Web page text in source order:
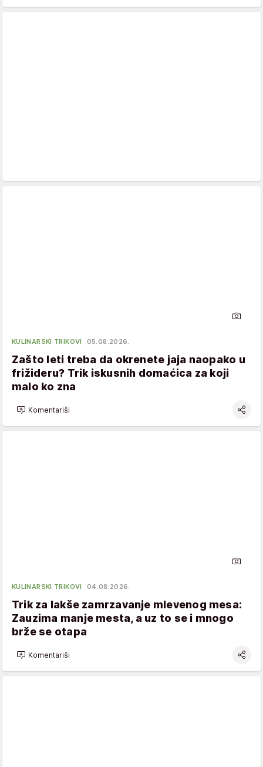
KULINARSKI TRIKOVI 05.08.2026.
Zašto leti treba da okrenete jaja naopako u
frižideru? Trik iskusnih domaćica za koji
malo ko zna
Komentariši
KULINARSKI TRIKOVI 04.08.2026.
Trik za lakše zamrzavanje mlevenog mesa:
Zauzima manje mesta, a uz to se i mnogo
brže se otapa
Komentariši